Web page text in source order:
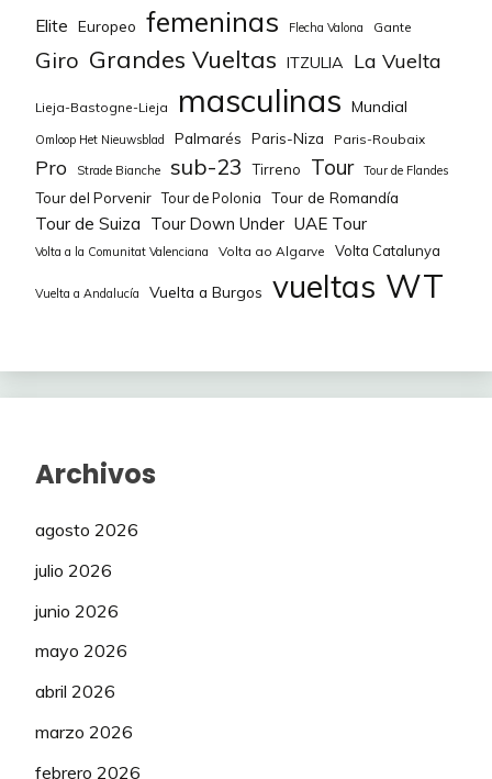
Elite Europeo femeninas Flecha Valona Gante
Giro Grandes Vueltas ITZULIA La Vuelta
Lieja-Bastogne-Lieja masculinas Mundial
Omloop Het Nieuwsblad Palmarés Paris-Niza Paris-Roubaix
Pro Strade Bianche sub-23 Tirreno Tour Tour de Flandes
Tour del Porvenir Tour de Polonia Tour de Romandía
Tour de Suiza Tour Down Under UAE Tour
Volta a la Comunitat Valenciana Volta ao Algarve Volta Catalunya
Vuelta a Andalucía Vuelta a Burgos vueltas WT
Archivos
agosto 2026
julio 2026
junio 2026
mayo 2026
abril 2026
marzo 2026
febrero 2026